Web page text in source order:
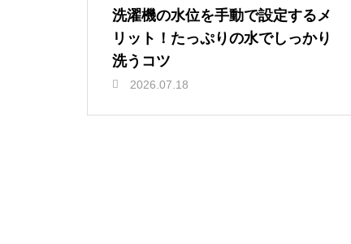
洗濯機の水位を手動で設定するメ
リット！たっぷりの水でしっかり
洗うコツ
2026.07.18